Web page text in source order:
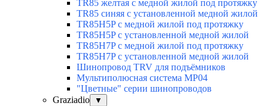
TR85 желтая с медной жилой под протяжку
TR85 синяя с установленной медной жилой
TR85H5P с медной жилой под протяжку
TR85H5P с установленной медной жилой
TR85H7P с медной жилой под протяжку
TR85H7P с установленной медной жилой
Шинопровод TRV для подъёмников
Мультиполюсная система MP04
"Цветные" серии шинопроводов
Graziadio
▼